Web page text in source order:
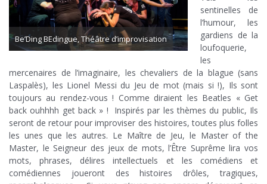
Be’Ding BEdingue, Théâtre d’improvisation
sentinelles de
l’humour, les
gardiens de la
loufoquerie,
les
mercenaires de l’imaginaire, les chevaliers de la blague (sans
Laspalès), les Lionel Messi du Jeu de mot (mais si !), Ils sont
toujours au rendez-vous ! Comme diraient les Beatles « Get
back ouhhhh get back » ! Inspirés par les thèmes du public, Ils
seront de retour pour improviser des histoires, toutes plus folles
les unes que les autres. Le Maître de Jeu, le Master of the
Master, le Seigneur des jeux de mots, l’Être Suprême lira vos
mots, phrases, délires intellectuels et les comédiens et
comédiennes joueront des histoires drôles, tragiques,